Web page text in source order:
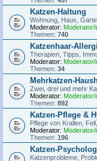
Katzen-Haltung
Wohnung, Haus,
Moderator: Moderator/
Themen: 740
Katzenhaar-
Therapien, Tipps,
Moderator: Moderator/
Themen: 34
Mehrkatzen-
Zwei, drei und mehr
Moderator: Moderator/
Themen: 892
Katzen-Pflege &
Pflege von Krallen,
Moderator: Moderator/
Themen: 196
Katzen-
Katzenprobleme,